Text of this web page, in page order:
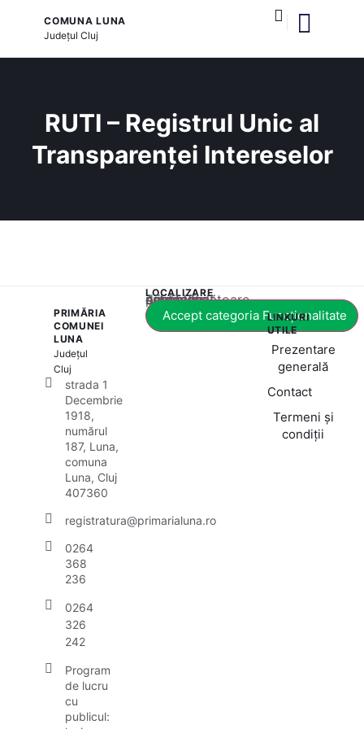
COMUNA LUNA
JudețulCluj
RUTI – Registrul Unic al
Transparenței Intereselor
PRIMĂRIA
COMUNEI
LUNA
Județul
Cluj
strada 1
Decembrie
1918,
numărul
187, Luna,
comuna
Luna, Cluj
407360
registratura@primarialuna.ro
0264
368
236
0264
326
242
Program
de lucru
cu
publicul:
LOCALIZARE
Acest conținut este blocat până când acceptați categoria corespunzătoare de cookie-uri.
Accept categoria Funcționalitate
LINKURI
UTILE
Prezentare
generală
Contact
Termeni și
condiții